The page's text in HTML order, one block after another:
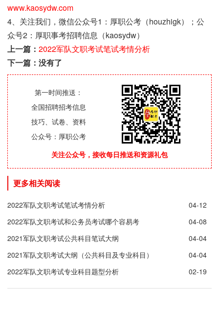
www.kaosydw.com
4、关注我们，微信公众号1：厚职公考（houzhigk）；公
众号2：厚职事考招聘信息（kaosydw）
上一篇： 2022军队文职考试笔试考情分析
下一篇：没有了
第一时间推送：
全国招聘招考信息
技巧、试卷、资料
公众号：厚职公考
关注公众号，接收每日推送和资源礼包
更多相关阅读
2022军队文职考试笔试考情分析
04-12
2022军队文职考试和公务员考试哪个容易考
04-08
2021军队文职考试公共科目笔试大纲
04-04
2021军队文职考试大纲（公共科目及专业科目）
04-04
2022军队文职考试专业科目题型分析
02-19